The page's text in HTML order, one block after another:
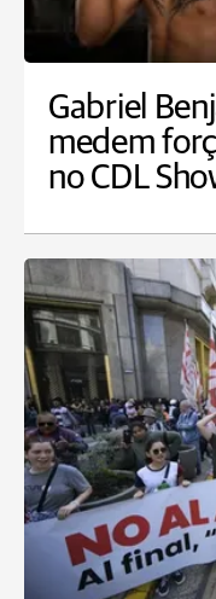
Gabriel
medem
no CDL